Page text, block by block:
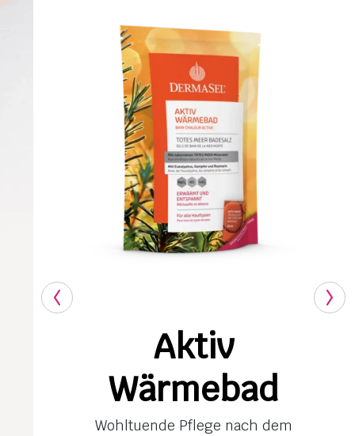
Aktiv
Wärmebad
Wohltuende Pflege nach dem